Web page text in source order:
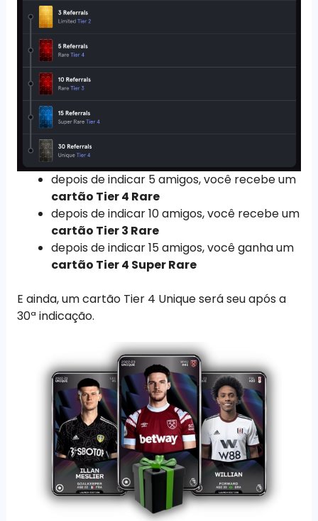
depois de indicar 5 amigos, você recebe um
cartão Tier 4 Rare
depois de indicar 10 amigos, você recebe um
cartão Tier 3 Rare
depois de indicar 15 amigos, você ganha um
cartão Tier 4 Super Rare
E ainda, um cartão Tier 4 Unique será seu após a
30ª indicação.